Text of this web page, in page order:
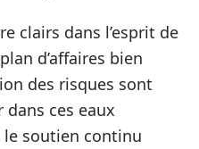
clairs dans l’esprit de
d’affaires bien
des risques sont
ces eaux
le soutien continu